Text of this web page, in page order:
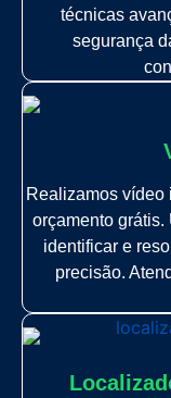
técnicas
segurança
Realizamos vídeo
orçamento
identificar e
precisão.